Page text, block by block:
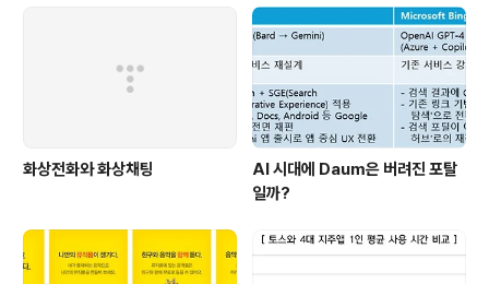
각보다 매우 빠르다. 소니는 오래전부터 스마트 시계에 투
자를 해왔다. 2006년에 블루투스를 통해 휴대폰과 통신하
는 시계를 출시했고 2010년에 ‘라이브뷰’를 통해 본격적
인 스마트 시계를 개발했다. 최근에는..
화상전화와 화상채팅
AI 시대에 Daum은 버려진 포탈
일까?